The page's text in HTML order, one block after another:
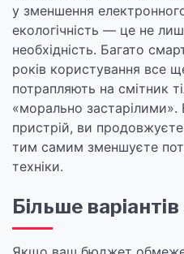
у зменшення
екологічність — це не
необхідність. Багато
років користування все
потрапляють на смітник
«морально
пристрій, ви
тим самим зменшуєте
техніки.
Більше